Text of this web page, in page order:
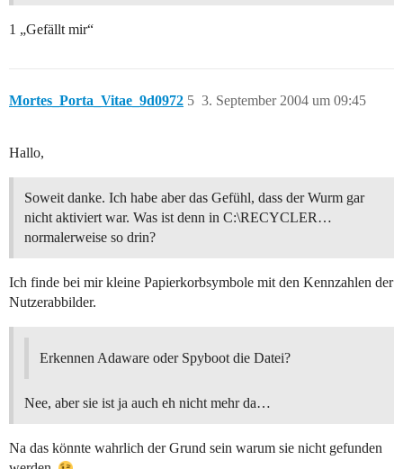
1 „Gefällt mir“
Mortes_Porta_Vitae_9d0972 3. September 2004 um 09:45
5
Hallo,
Soweit danke. Ich habe aber das Gefühl, dass der Wurm gar
nicht aktiviert war. Was ist denn in C:\RECYCLER…
normalerweise so drin?
Ich finde bei mir kleine Papierkorbsymbole mit den Kennzahlen der
Nutzerabbilder.
Erkennen Adaware oder Spyboot die Datei?
Nee, aber sie ist ja auch eh nicht mehr da…
Na das könnte wahrlich der Grund sein warum sie nicht gefunden